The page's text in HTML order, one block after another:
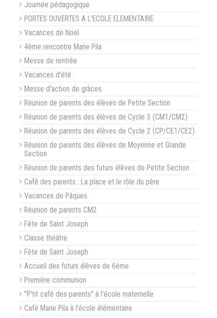
Journée pédagogique
PORTES OUVERTES A L'ECOLE ELEMENTAIRE
Vacances de Noël
4ème rencontre Marie Pila
Messe de rentrée
Vacances d'été
Messe d'action de grâces
Réunion de parents des élèves de Petite Section
Réunion de parents des élèves de Cycle 3 (CM1/CM2)
Réunion de parents des élèves de Cycle 2 (CP/CE1/CE2)
Réunion de parents des élèves de Moyenne et Grande
Section
Réunion de parents des futurs élèves de Petite Section
Café des parents : La place et le rôle du père
Vacances de Pâques
Réunion de parents CM2
Fête de Saint Joseph
Classe théâtre
Fête de Saint Joseph
Accueil des futurs élèves de 6ème
Première communion
"P'tit café des parents" à l'école maternelle
Café Marie Pila à l'école élémentaire